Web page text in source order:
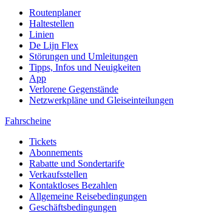
Routenplaner
Haltestellen
Linien
De Lijn Flex
Störungen und Umleitungen
Tipps, Infos und Neuigkeiten
App
Verlorene Gegenstände
Netzwerkpläne und Gleiseinteilungen
Fahrscheine
Tickets
Abonnements
Rabatte und Sondertarife
Verkaufsstellen
Kontaktloses Bezahlen
Allgemeine Reisebedingungen
Geschäftsbedingungen